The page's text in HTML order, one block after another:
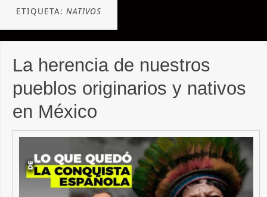
ETIQUETA: NATIVOS
La herencia de nuestros
pueblos originarios y nativos
en México